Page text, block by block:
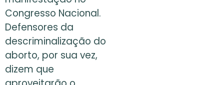
Congresso Nacional.
Defensores da
descriminalização do
aborto, por sua vez,
dizem que